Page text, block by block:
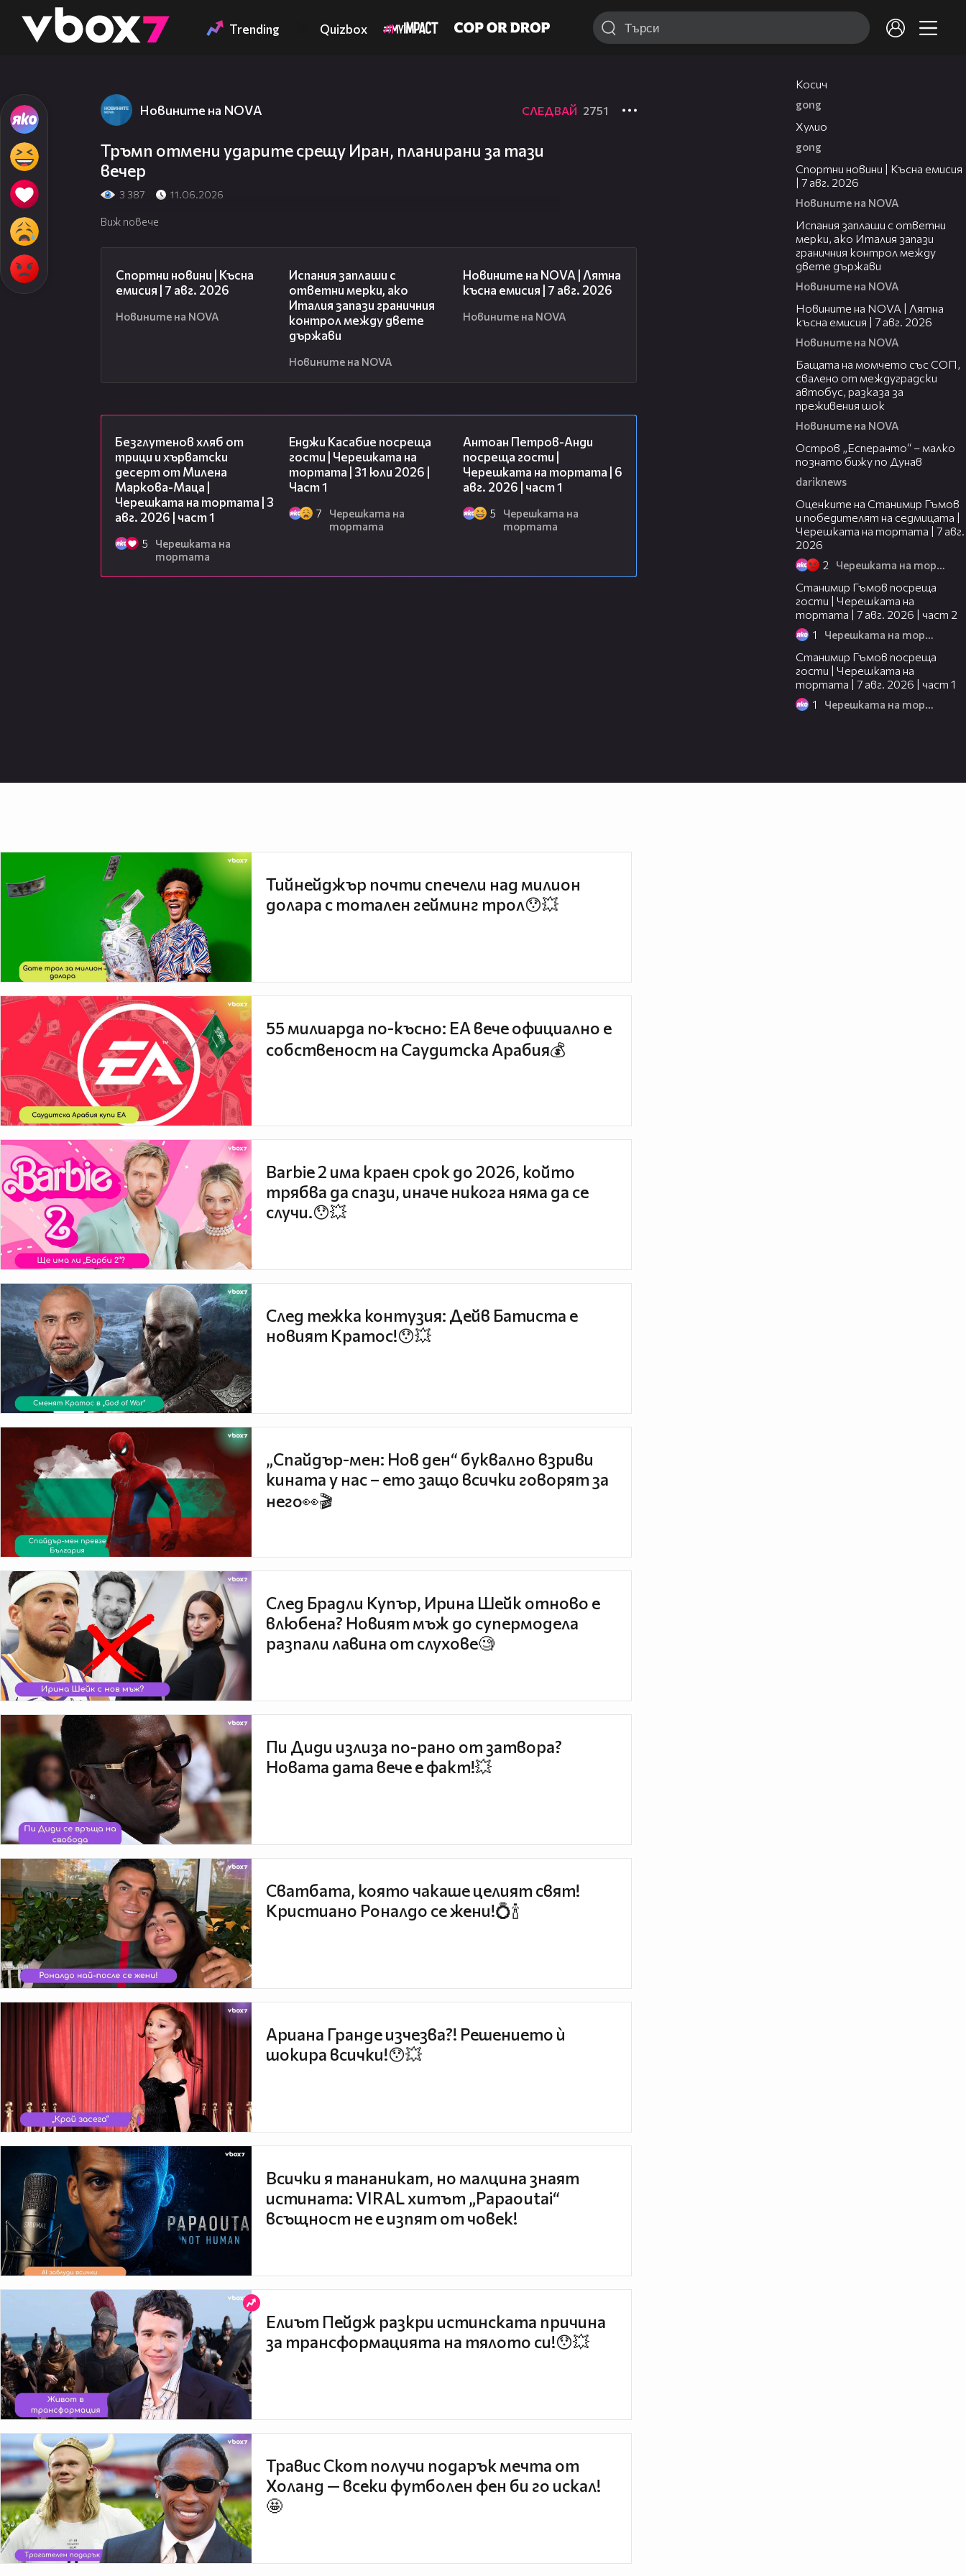
👾 Trending Quizbox
Новините на NOVA СЛЕДВАЙ 2751
Тръмп отмени ударите срещу Иран, планирани за тази
вечер
3 387 11.06.2026
Виж повече
Спортни новини | Късна
емисия | 7 авг. 2026
Новините на NOVA
Испания заплаши с
ответни мерки, ако
Италия запази граничния
контрол между двете
държави
Новините на NOVA
Новините на NOVA | Лятна
късна емисия | 7 авг. 2026
Новините на NOVA
Безглутенов хляб от
трици и хърватски
десерт от Милена
Маркова-Маца |
Черешката на тортата | 3
авг. 2026 | част 1
5
Черешката на
тортата
Енджи Касабие посреща
гости | Черешката на
тортата | 31 юли 2026 |
Част 1
7
Черешката на
тортата
Антоан Петров-Анди
посреща гости |
Черешката на тортата | 6
авг. 2026 | част 1
5
Черешката на
тортата
Косич
gong
Хулио
gong
Спортни новини | Късна емисия
| 7 авг. 2026
Новините на NOVA
Испания заплаши с ответни
мерки, ако Италия запази
граничния контрол между
двете държави
Новините на NOVA
Новините на NOVA | Лятна
късна емисия | 7 авг. 2026
Новините на NOVA
Бащата на момчето със СОП,
свалено от междуградски
автобус, разказа за
преживения шок
Новините на NOVA
Остров „Есперанто“ – малко
познато бижу по Дунав
dariknews
Оценките на Станимир Гъмов
и победителят на седмицата |
Черешката на тортата | 7 авг.
2026
2 Черешката на тортата
Станимир Гъмов посреща
гости | Черешката на
тортата | 7 авг. 2026 | част 2
1 Черешката на тортата
Станимир Гъмов посреща
гости | Черешката на
тортата | 7 авг. 2026 | част 1
1 Черешката на тортата
Тийнейджър почти спечели над милион
долара с тотален гейминг трол😯💥
55 милиарда по-късно: EA вече официално е
собственост на Саудитска Арабия💰
Barbie 2 има краен срок до 2026, който
трябва да спази, иначе никога няма да се
случи.😯💥
След тежка контузия: Дейв Батиста е
новият Кратос!😯💥
„Спайдър-мен: Нов ден“ буквално взриви
кината у нас – ето защо всички говорят за
него👀🎬
След Брадли Купър, Ирина Шейк отново е
влюбена? Новият мъж до супермодела
разпали лавина от слухове🧐
Пи Диди излиза по-рано от затвора?
Новата дата вече е факт!💥
Сватбата, която чакаше целият свят!
Кристиано Роналдо се жени!💍🍾
Ариана Гранде изчезва?! Решението ѝ
шокира всички!😯💥
Всички я тананикат, но малцина знаят
истината: VIRAL хитът „Papaoutai“
всъщност не е изпят от човек!
Елиът Пейдж разкри истинската причина
за трансформацията на тялото си!😯💥
Травис Скот получи подарък мечта от
Холанд — всеки футболен фен би го искал!
🤩